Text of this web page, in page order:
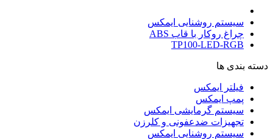
سیستم روشنایی ایمکس
چراغ روکار با قاب ABS
TP100-LED-RGB
دسته بندی ها
فیلتر ایمکس
پمپ ایمکس
سیستم گرمایشی ایمکس
تجهیزات ضدعفونی و کلرزن
سیستم روشنایی ایمکس